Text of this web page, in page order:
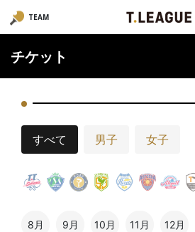
TEAM
チケット
すべて 男子 女子
8月 9月 10月 11月 12月